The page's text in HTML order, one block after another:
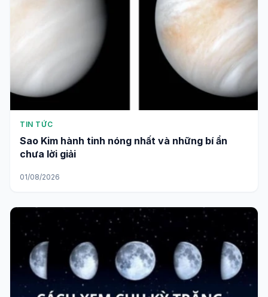
TIN TỨC
Sao Kim hành tinh nóng nhất và những bí ẩn
chưa lời giải
01/08/2026